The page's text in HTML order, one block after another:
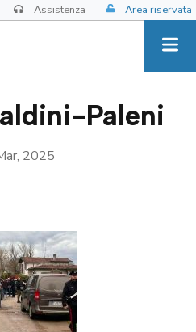
Assistenza Area riservata
Paleni
2025